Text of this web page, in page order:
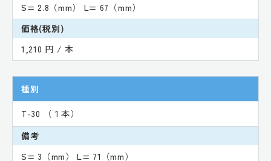
S= 2.8（mm） L= 67（mm）
価格(税別)
1,210 円 / 本
種別
T-30 （１本）
備考
S= 3（mm） L= 71（mm）